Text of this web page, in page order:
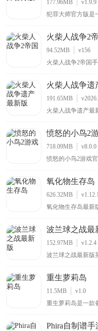
让大家的可玩性
种模式，这两种模
己的努力在满是
宝藏，打猎获取食
远古巨龙等。
177.96MB
v1.9.9
犯罪大师官方版是
一位置，游戏内有
谜
火柴人战争2
94.52MB
v156
火柴人战争2帝国
更多助推器。同时
需要建造矿工来收
购买各种火柴人
兵、巫师、小兵、
火柴人战争遗
191.65MB
火柴人战争遗产最
争工艺。该游戏场
不同国家划分出来
突破各个国家的
多样，具备的玩法
愤怒的小鸟2
718.09MB
v8.0.0
愤怒的小鸟2游戏
现有了很大的提升
玩家带来很强的视
的加持下，显得
惊喜。
氧化物生存岛
626.32MB
氧化物生存岛最新
表、服装列表信息
等建筑物场景可供
波兰球之战最
152.97MB
v1.2.4
波兰球之战最新版
双玩法，玩家任选
种编组、外交博弈
级大国。游戏原
游玩，兼顾趣味玩
重生萝莉岛
11.5MB
v1.0
重生萝莉岛是一款
过多样化剧情选择
Phira自制谱手